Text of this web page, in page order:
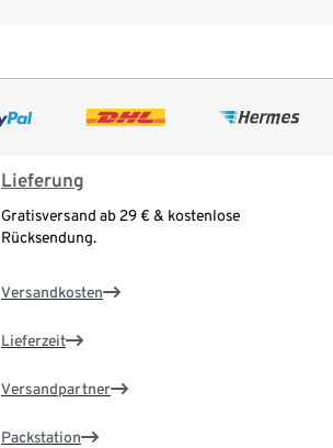
Lieferung
Gratisversand ab 29 € & kostenlose
Rücksendung.
Versandkosten
Lieferzeit
Versandpartner
Packstation